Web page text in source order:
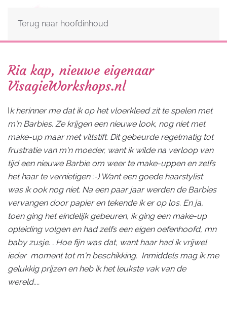
Terug naar hoofdinhoud
Ria kap, nieuwe eigenaar
VisagieWorkshops.nl
Ik herinner me dat ik op het vloerkleed zit te spelen met
m'n Barbies. Ze krijgen een nieuwe look, nog niet met
make-up maar met viltstift. Dit gebeurde regelmatig tot
frustratie van m'n moeder, want ik wilde na verloop van
tijd een nieuwe Barbie om weer te make-uppen en zelfs
het haar te vernietigen :-) Want een goede haarstylist
was ik ook nog niet. Na een paar jaar werden de Barbies
vervangen door papier en tekende ik er op los. En ja,
toen ging het eindelijk gebeuren, ik ging een make-up
opleiding volgen en had zelfs een eigen oefenhoofd, mn
baby zusje. . Hoe fijn was dat, want haar had ik vrijwel
ieder moment tot m'n beschikking. Inmiddels mag ik me
gelukkig prijzen en heb ik het leukste vak van de
wereld....